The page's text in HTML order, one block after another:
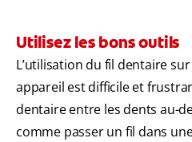
Utilisez les bons outils
L’utilisation du fil dentaire
appareil est difficile et
dentaire entre les dents au-
comme passer un fil dans